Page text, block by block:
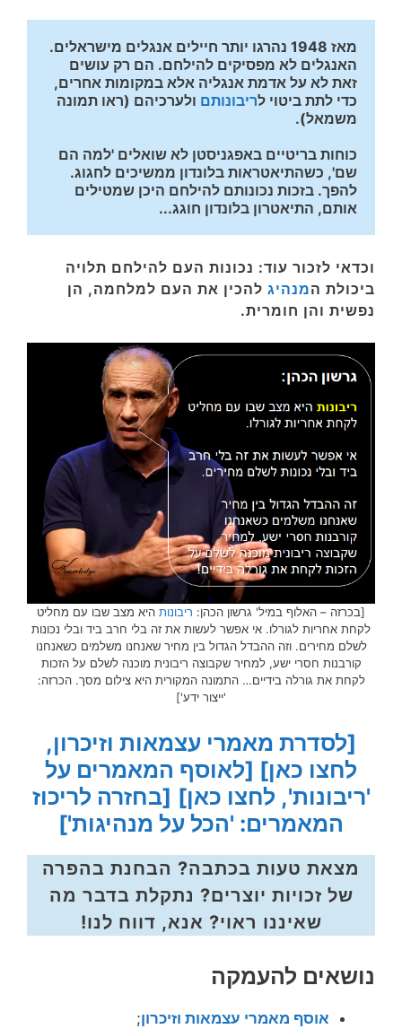
כדי לתת ביטוי לריבונותם
משמאל).
אותם, התיאטרון בלונדון חוגג...
וכדאי לזכור עוד: נכונות העם להילחם תלויה
ביכולת המנהיג להכין את העם למלחמה, הן
נפשית והן חומרית.
[בכרזה – האלוף במיל' גרשון הכהן: ריבונות היא מצב שבו עם מחליט
לקחת אחריות לגורלו. אי אפשר לעשות את זה בלי חרב ביד ובלי נכונות
לשלם מחירים. וזה ההבדל הגדול בין מחיר שאנחנו משלמים כשאנחנו
קורבנות חסרי ישע, למחיר שקבוצה ריבונית מוכנה לשלם על הזכות
לקחת את גורלה בידיים… התמונה המקורית היא צילום מסך. הכרזה:
'ייצור ידע']
[לסדרת מאמרי עצמאות וזיכרון,
לחצו כאן] [לאוסף המאמרים על
'ריבונות', לחצו כאן] [בחזרה לריכוז
המאמרים: 'הכל על מנהיגות']
מצאת טעות בכתבה? הבחנת בהפרה
של זכויות יוצרים? נתקלת בדבר מה
שאיננו ראוי? אנא, דווח לנו!
נושאים להעמקה
אוסף מאמרי עצמאות וזיכרון;